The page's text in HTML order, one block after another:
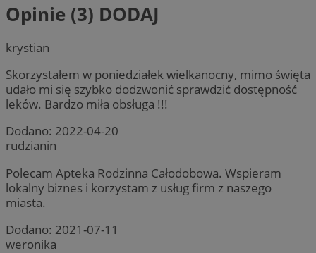
Opinie (3) DODAJ
krystian
Skorzystałem w poniedziałek wielkanocny, mimo święta
udało mi się szybko dodzwonić sprawdzić dostępność
leków. Bardzo miła obsługa !!!
Dodano: 2022-04-20
rudzianin
Polecam Apteka Rodzinna Całodobowa. Wspieram
lokalny biznes i korzystam z usług firm z naszego
miasta.
Dodano: 2021-07-11
weronika